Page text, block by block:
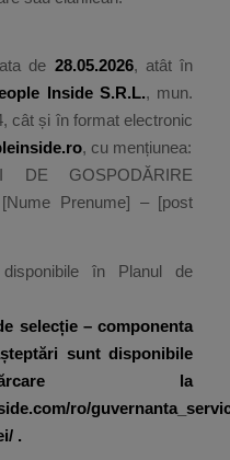
de 28.05.2026, atât în
Inside S.R.L., mun.
cât și în format electronic
, cu mențiunea:
DE GOSPODĂRIRE
Prenume] – [post
în Planul de
selecție – componenta
sunt disponibile
la
ro/
.